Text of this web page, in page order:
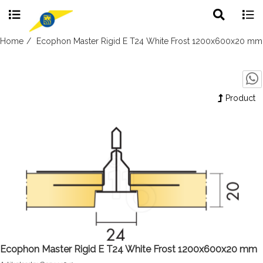
Skip
search
Home Ecophon Master Rigid E T24 White Frost 1200x600x20 mm
Product
Ecophon Master Rigid E T24 White Frost 1200x600x20 mm